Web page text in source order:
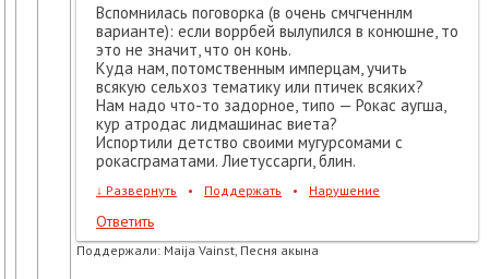
Вспомнилась поговорка (в очень смчгченнлм
варианте): если воррбей вылупился в конюшне, то
это не значит, что он конь.
Куда нам, потомственным имперцам, учить
всякую сельхоз тематику или птичек всяких?
Нам надо что-то задорное, типо — Рокас аугша,
кур атродас лидмашинас виета?
Испортили детство своими мугурсомами с
рокасграматами. Лиетуссарги, блин.
↓ Развернуть • Поддержать • Нарушение
Ответить
Поддержали: Maija Vainst, Песня акына